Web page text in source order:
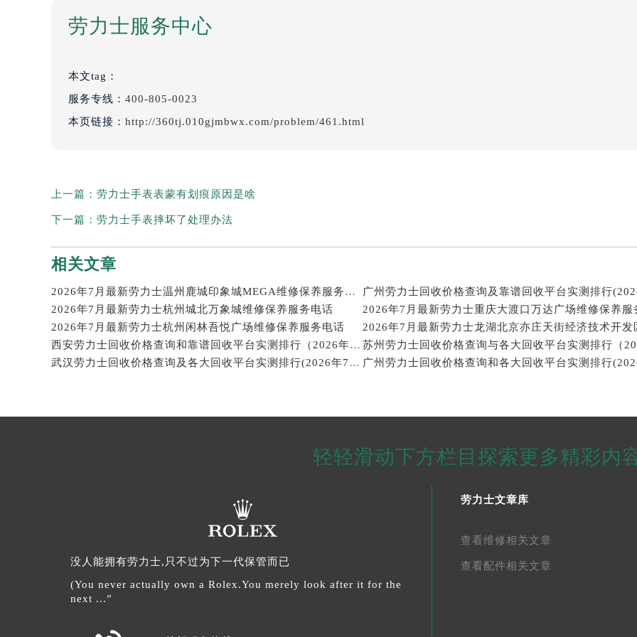
劳力士服务中心
本文tag：
服务专线： 400-805-0023
本页链接： http://360tj.010gjmbwx.com/problem/461.html
上一篇： 劳力士手表表蒙有划痕原因是啥
下一篇： 劳力士手表摔坏了处理办法
相关文章
2026年7月最新劳力士温州鹿城印象城MEGA维修保养服务电话
2026年7月最新劳力士杭州城北万象城维修保养服务电话
2026年7月最新劳力士重庆大渡口万达广场维修保养服
2026年7月最新劳力士杭州闲林吾悦广场维修保养服务电话
西安劳力士回收价格查询和靠谱回收平台实测排行（2026年7月最新）
武汉劳力士回收价格查询及各大回收平台实测排行(2026年7月最新数据)
轻轻滑动下方栏目探索更多精彩内
没人能拥有劳力士,只不过为下一代保管而已
(You never actually own a Rolex.You merely look after it for the
next ...”
劳力士文章库
查看维修相关文章
查看配件相关文章